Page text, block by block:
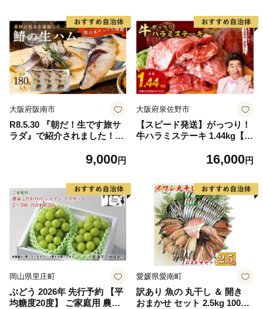
大阪府阪南市
R8.5.30 『朝だ！生です旅サ
ラダ』で紹介されました！朝
生ハム ×3パック（1パックあ
9,000円
大阪府泉佐野市
【スピード発送】がっつり！
牛ハラミステーキ 1.44kg【氷
g×4パック 牛肉 すてーき 焼
16,000円
岡山県里庄町
ぶどう 2026年 先行予約 【平
均糖度20度】 ご家庭用 農家
愛媛県愛南町
訳あり 魚の 丸干し ＆ 開き
おまかせ セット 2.5kg 10000